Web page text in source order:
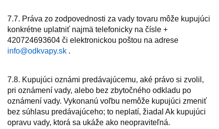
7.7. Práva zo zodpovednosti za vady tovaru môže kupujúci
konkrétne uplatniť najmä telefonicky na čísle +
420724693604 či elektronickou poštou na adrese
info@odkvapy.sk .
7.8. Kupujúci oznámi predávajúcemu, aké právo si zvolil,
pri oznámení vady, alebo bez zbytočného odkladu po
oznámení vady. Vykonanú voľbu nemôže kupujúci zmeniť
bez súhlasu predávajúceho; to neplatí, žiadal Ak kupujúci
opravu vady, ktorá sa ukáže ako neopraviteľná.